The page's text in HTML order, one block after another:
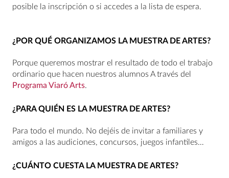
posible la inscripción o si accedes a la lista de espera.
¿POR QUÉ ORGANIZAMOS LA MUESTRA DE ARTES?
Porque queremos mostrar el resultado de todo el trabajo
ordinario que hacen nuestros alumnos A través del
Programa Viaró Arts.
¿PARA QUIÉN ES LA MUESTRA DE ARTES?
Para todo el mundo. No dejéis de invitar a familiares y
amigos a las audiciones, concursos, juegos infantiles…
¿CUÁNTO CUESTA LA MUESTRA DE ARTES?